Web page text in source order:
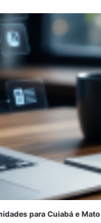
para Cuiabá e Mato